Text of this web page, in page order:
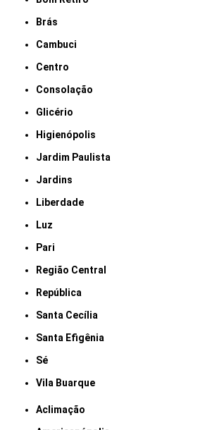
Brás
Cambuci
Centro
Consolação
Glicério
Higienópolis
Jardim Paulista
Jardins
Liberdade
Luz
Pari
Região Central
República
Santa Cecília
Santa Efigênia
Sé
Vila Buarque
Aclimação